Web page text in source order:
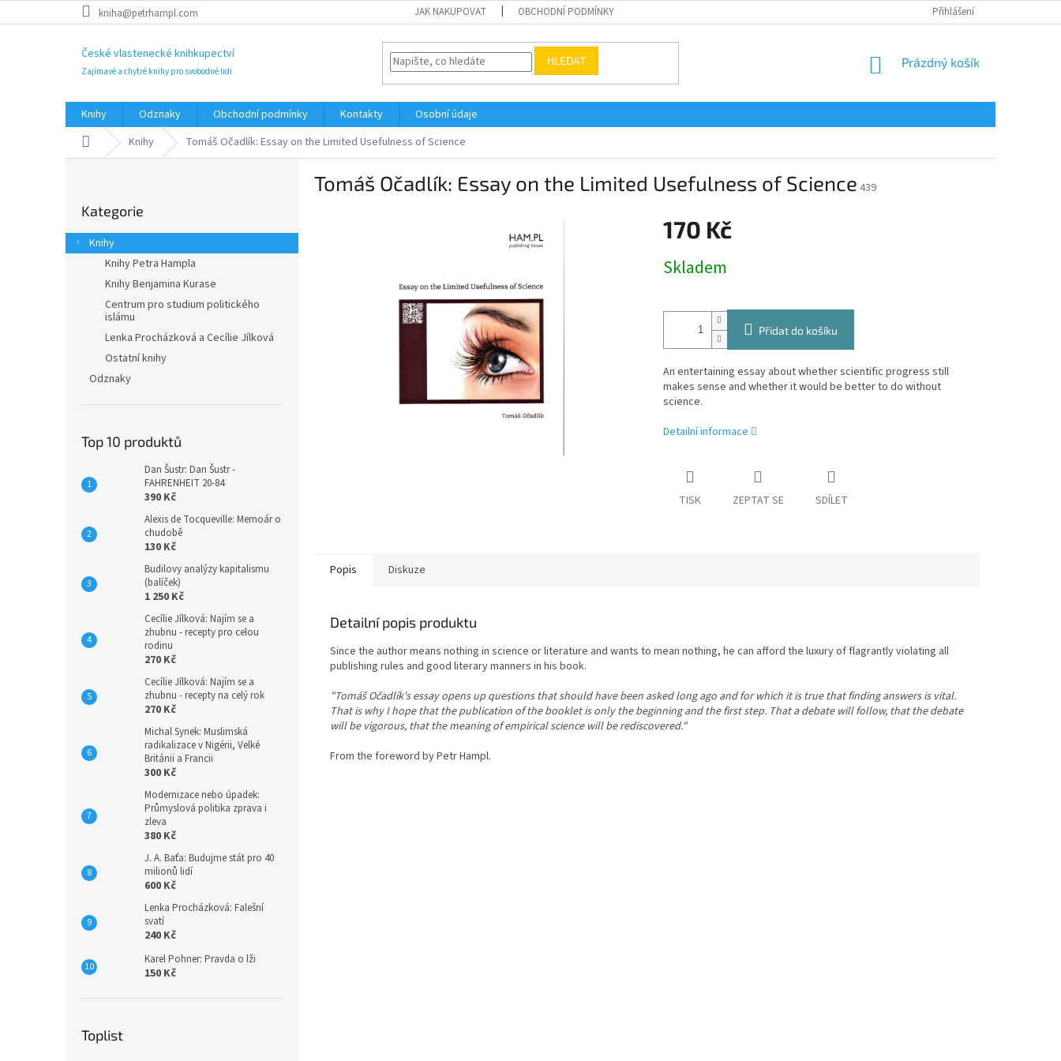
na
kniha@petrhampl.com JAK NAKUPOVAT OBCHODNÍ PODMÍNKY Přihlášení
České vlastenecké knihkupectví
Zajímavé a chytré knihy pro svobodné lidi
HLEDAT
NÁKUPNÍ
Prázdný košík
Knihy Odznaky Obchodní podmínky Kontakty
Osobní údaje
Domů Knihy Tomáš Očadlík: Essay on the Limited Usefulness of Science
r
a
kategorie
Kategorie
Knihy
Knihy Petra Hampla
Knihy Benjamina Kurase
Centrum pro studium politického
islámu
Lenka Procházková a Cecílie Jílková
Ostatní knihy
Odznaky
Top 10 produktů
Dan Šustr: Dan Šustr -
FAHRENHEIT 20-84
390 Kč
Alexis de Tocqueville: Memoár o
chudobě
130 Kč
Budilovy analýzy kapitalismu
(balíček)
1 250 Kč
Cecílie Jílková: Najím se a
zhubnu - recepty pro celou
rodinu
270 Kč
Cecílie Jílková: Najím se a
zhubnu - recepty na celý rok
270 Kč
Michal Synek: Muslimská
radikalizace v Nigérii, Velké
Británii a Francii
300 Kč
Modernizace nebo úpadek:
Průmyslová politika zprava i
zleva
380 Kč
J. A. Baťa: Budujme stát pro 40
milionů lidí
600 Kč
Lenka Procházková: Falešní
svatí
240 Kč
Karel Pohner: Pravda o lži
150 Kč
Toplist
Tomáš Očadlík: Essay on the Limited Usefulness of Science 439
170 Kč
cena:
Skladem
Přidat do košíku
An entertaining essay about whether scientific progress still
makes sense and whether it would be better to do without
science.
Detailní informace
TISK ZEPTAT SE SDÍLET
Popis Diskuze
Detailní popis produktu
Since the author means nothing in science or literature and wants to mean nothing, he can afford the luxury of flagrantly violating all
publishing rules and good literary manners in his book.
"Tomáš Očadlík's essay opens up questions that should have been asked long ago and for which it is true that finding answers is vital.
That is why I hope that the publication of the booklet is only the beginning and the first step. That a debate will follow, that the debate
will be vigorous, that the meaning of empirical science will be rediscovered."
From the foreword by Petr Hampl.